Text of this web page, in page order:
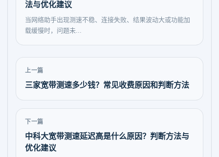
法与优化建议
当网络助手出现测速不稳、连接失败、结果波动大或功能加
载缓慢时，问题未...
上一篇
三家宽带测速多少钱？常见收费原因和判断方法
下一篇
中科大宽带测速延迟高是什么原因？判断方法与
优化建议